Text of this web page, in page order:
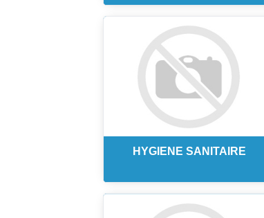
HYGIENE SANITAIRE